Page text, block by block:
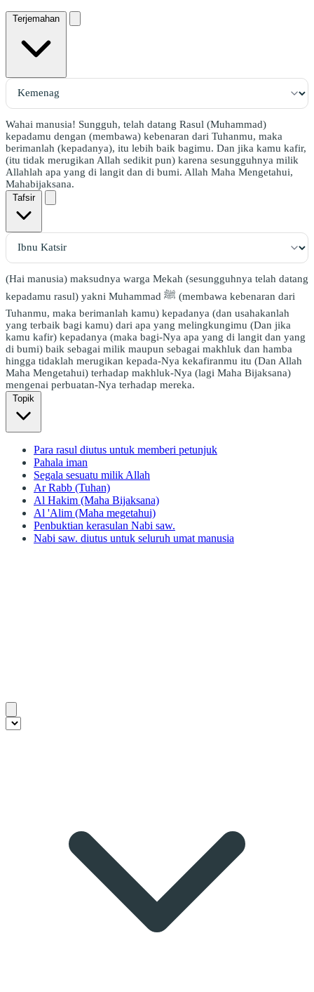
Terjemahan
Wahai manusia! Sungguh, telah datang Rasul (Muhammad)
kepadamu dengan (membawa) kebenaran dari Tuhanmu, maka
berimanlah (kepadanya), itu lebih baik bagimu. Dan jika kamu kafir,
(itu tidak merugikan Allah sedikit pun) karena sesungguhnya milik
Allahlah apa yang di langit dan di bumi. Allah Maha Mengetahui,
Mahabijaksana.
Tafsir
(Hai manusia) maksudnya warga Mekah (sesungguhnya telah datang
kepadamu rasul) yakni Muhammad ﷺ (membawa kebenaran dari
Tuhanmu, maka berimanlah kamu) kepadanya (dan usahakanlah
yang terbaik bagi kamu) dari apa yang melingkungimu (Dan jika
kamu kafir) kepadanya (maka bagi-Nya apa yang di langit dan yang
di bumi) baik sebagai milik maupun sebagai makhluk dan hamba
hingga tidaklah merugikan kepada-Nya kekafiranmu itu (Dan Allah
Maha Mengetahui) terhadap makhluk-Nya (lagi Maha Bijaksana)
mengenai perbuatan-Nya terhadap mereka.
Topik
Para rasul diutus untuk memberi petunjuk
Pahala iman
Segala sesuatu milik Allah
Ar Rabb (Tuhan)
Al Hakim (Maha Bijaksana)
Al 'Alim (Maha megetahui)
Penbuktian kerasulan Nabi saw.
Nabi saw. diutus untuk seluruh umat manusia